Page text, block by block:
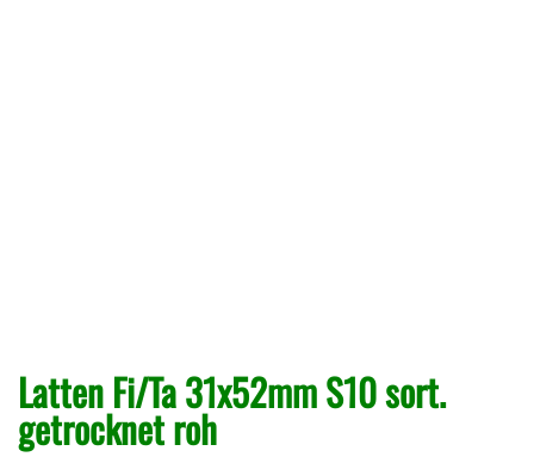
Latten Fi/Ta 31x52mm S10 sort.
getrocknet roh